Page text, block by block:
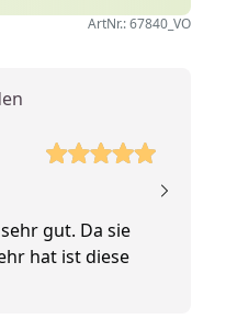
ArtNr.: 67840_VO
gut. Da sie
hat ist diese